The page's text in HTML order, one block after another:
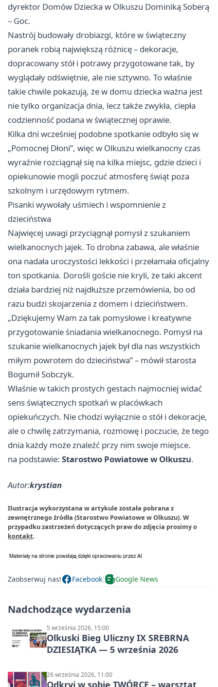
dyrektor Domów Dziecka w Olkuszu Dominiką Soberą
– Goc.
Nastrój budowały drobiazgi, które w świąteczny
poranek robią największą różnicę – dekoracje,
dopracowany stół i potrawy przygotowane tak, by
wyglądały odświętnie, ale nie sztywno. To właśnie
takie chwile pokazują, że w domu dziecka ważna jest
nie tylko organizacja dnia, lecz także zwykła, ciepła
codzienność podana w świątecznej oprawie.
Kilka dni wcześniej podobne spotkanie odbyło się w
„Pomocnej Dłoni”, więc w Olkuszu wielkanocny czas
wyraźnie rozciągnął się na kilka miejsc, gdzie dzieci i
opiekunowie mogli poczuć atmosferę świąt poza
szkolnym i urzędowym rytmem.
Pisanki wywołały uśmiech i wspomnienie z
dzieciństwa
Najwięcej uwagi przyciągnął pomysł z szukaniem
wielkanocnych jajek. To drobna zabawa, ale właśnie
ona nadała uroczystości lekkości i przełamała oficjalny
ton spotkania. Dorośli goście nie kryli, że taki akcent
działa bardziej niż najdłuższe przemówienia, bo od
razu budzi skojarzenia z domem i dzieciństwem.
„Dziękujemy Wam za tak pomysłowe i kreatywne
przygotowanie śniadania wielkanocnego. Pomysł na
szukanie wielkanocnych jajek był dla nas wszystkich
miłym powrotem do dzieciństwa” – mówił starosta
Bogumił Sobczyk.
Właśnie w takich prostych gestach najmocniej widać
sens świątecznych spotkań w placówkach
opiekuńczych. Nie chodzi wyłącznie o stół i dekoracje,
ale o chwilę zatrzymania, rozmowę i poczucie, że tego
dnia każdy może znaleźć przy nim swoje miejsce.
na podstawie: Starostwo Powiatowe w Olkuszu.
Autor:krystian
Ilustracja wykorzystana w artykule została pobrana z
zewnętrznego źródła (Starostwo Powiatowe w Olkuszu). W
przypadku zastrzeżeń dotyczących praw do zdjęcia prosimy o
kontakt.
Zaobserwuj nas! Facebook Google News
Nadchodzące wydarzenia
5 września 2026, 15:00
Olkuski Bieg Uliczny IX SREBRNA
DZIESIĄTKA — 5 września 2026
26 września 2026, 11:00
Odkryj w sobie TWÓRCĘ – warsztat